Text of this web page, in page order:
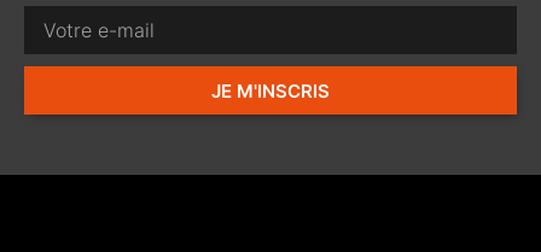
JE M'INSCRIS